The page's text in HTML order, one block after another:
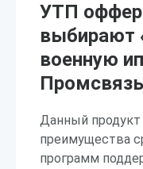
УТП
выбирают
военную
Данный продукт
преимущества
программ